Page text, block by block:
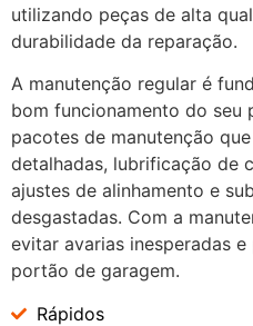
utilizando peças de alta
durabilidade da reparação.
A manutenção regular é
bom funcionamento do seu
pacotes de manutenção
detalhadas, lubrificação de
ajustes de alinhamento e
desgastadas. Com a
evitar avarias inesperadas
portão de garagem.
Rápidos